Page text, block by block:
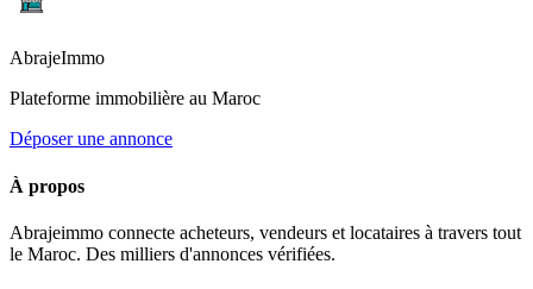
AbrajeImmo
Plateforme immobilière au Maroc
Déposer une annonce
À propos
Abrajeimmo connecte acheteurs, vendeurs et locataires à travers tout
le Maroc. Des milliers d'annonces vérifiées.